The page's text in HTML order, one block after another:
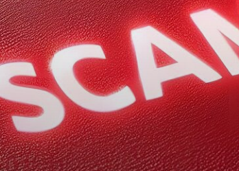
INNI NAPISALI
KONTA
PRAWO
RAPORTY SPECJALNE